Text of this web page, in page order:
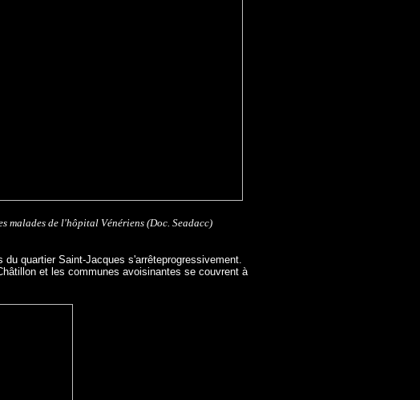
malades de l'hôpital Vénériens (Doc. Seadacc)
quartier Saint-Jacques s'arrêteprogressivement.
et les communes avoisinantes se couvrent à